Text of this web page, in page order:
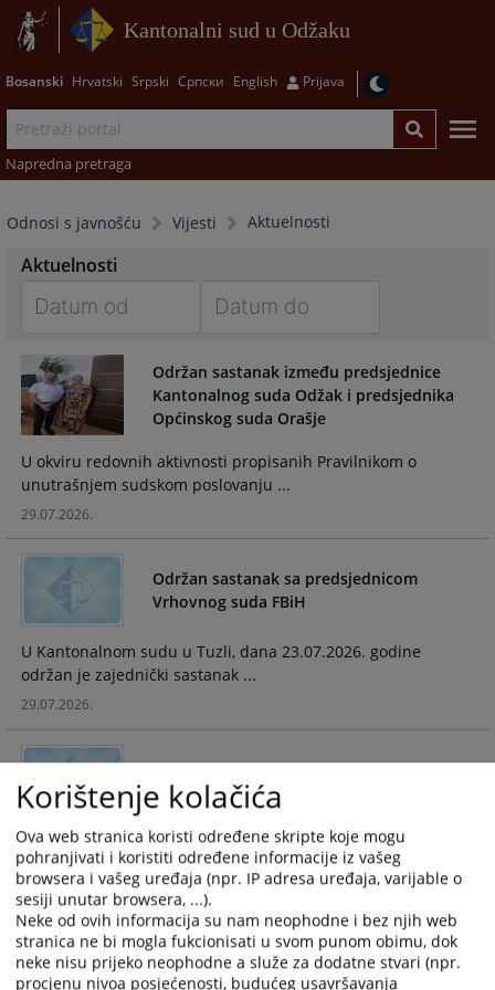
Kantonalni sud u Odžaku
Bosanski Hrvatski Srpski Српски English Prijava
Napredna pretraga
Odnosi s javnošću Vijesti Aktuelnosti
Aktuelnosti
forward
to
interact
with
the
calendar
and
select
a
date.
Press
question
mark
key
to
get
the
keyboard
shortcuts
for
changing
dates.
forward
to
interact
the
calendar
select
date.
Press
question
mark
to
the
keyboard
shortcuts
for
changing
dates.
Održan sastanak između predsjednice
Kantonalnog suda Odžak i predsjednika
Općinskog suda Orašje
U okviru redovnih aktivnosti propisanih Pravilnikom o
unutrašnjem sudskom poslovanju ...
29.07.2026.
Održan sastanak sa predsjednicom
Vrhovnog suda FBiH
U Kantonalnom sudu u Tuzli, dana 23.07.2026. godine
održan je zajednički sastanak ...
29.07.2026.
Određen pritvor D.M. iz D.
01.07.2026.
Uspješno realiziran projekt u
Kantonalnom sudu Odžak
Korištenje kolačića
Ova web stranica koristi određene skripte koje mogu
pohranjivati i koristiti određene informacije iz vašeg
browsera i vašeg uređaja (npr. IP adresa uređaja, varijable o
sesiji unutar browsera, ...).
Neke od ovih informacija su nam neophodne i bez njih web
stranica ne bi mogla fukcionisati u svom punom obimu, dok
neke nisu prijeko neophodne a služe za dodatne stvari (npr.
procjenu nivoa posjećenosti, budućeg usavršavanja